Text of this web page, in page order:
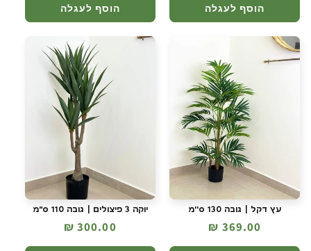
הוסף לעגלה הוסף לעגלה
עץ דקל | גובה 130 ס''מ
מחיר
רגיל
369.00 ₪
יוקה 3 פיצולים | גובה 110 ס"מ
מחיר
רגיל
300.00 ₪